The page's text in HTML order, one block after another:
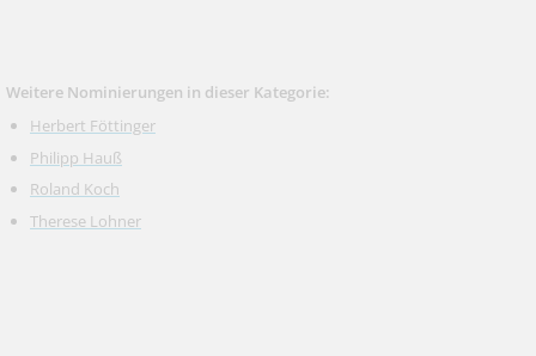
Weitere Nominierungen in dieser Kategorie:
Herbert Föttinger
Philipp Hauß
Roland Koch
Therese Lohner